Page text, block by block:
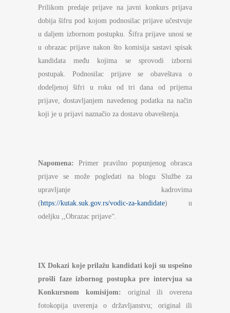
Prilikom predaje prijave na javni konkurs prijava
dobija šifru pod kojom podnosilac prijave učestvuje
u daljem izbornom postupku. Šifra prijave unosi se
u obrazac prijave nakon što komisija sastavi spisak
kandidata među kojima se sprovodi izborni
postupak. Podnosilac prijave se obaveštava o
dodeljenoj šifri u roku od tri dana od prijema
prijave, dostavljanjem navedenog podatka na način
koji je u prijavi naznačio za dostavu obaveštenja.
Napomena: Primer pravilno popunjenog obrasca
prijave se može pogledati na blogu Službe za
upravljanje kadrovima
(https://kutak.suk.gov.rs/vodic-za-kandidate) u
odeljku ,,Obrazac prijave“.
IX Dokazi koje prilažu kandidatikoji su uspešno
prošli faze izbornog postupka pre intervjua sa
Konkursnom komisijom: original ili overena
fotokopija uverenja o državljanstvu; original ili